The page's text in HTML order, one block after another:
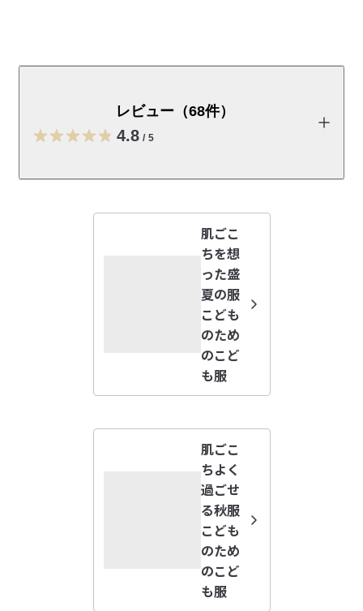
表面は綿、裏面はポリエステルを使用しています。肌に触れる
リラックス感のあるシルエットで、ゆったりと涼しく着用でき
ます。綿を使用しているためスポーティーになりすぎず、日常
のコーディネートにも使いやすいデザインです。生地にはハリ
感があり、一枚着として着られるアウターＴシャツです。
店舗受け取り可・コンビニ受け取り可
レビュー（68件）
4.8 / 5
生地はしっかりしていますが、サラッとした肌触りです。
身幅も袖もワイドで150なら普通体型の大人でも問題なく
150だと少し大きいので140にしましたが、首回りがきつか
明るくて優しい色合いでとてもカワイイです。
肌ごこ
ちを想
った盛
夏の服
こども
のため
のこど
も服
肌ごこ
ちよく
過ごせ
る秋服
こども
のため
のこど
も服